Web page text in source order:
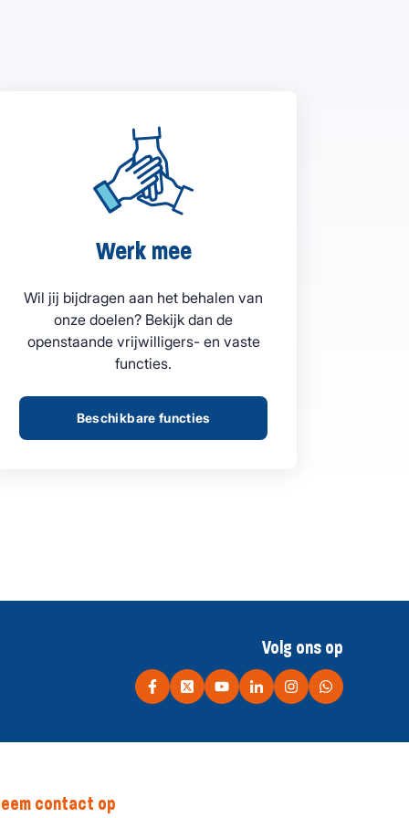
Werk mee
Wil jij bijdragen aan het behalen van
onze doelen? Bekijk dan de
openstaande vrijwilligers- en vaste
functies.
Beschikbare functies
Volg ons op
contact op